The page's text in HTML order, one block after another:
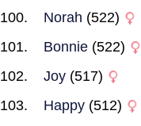
Norah (522)
Bonnie (522)
Joy (517)
Happy (512)